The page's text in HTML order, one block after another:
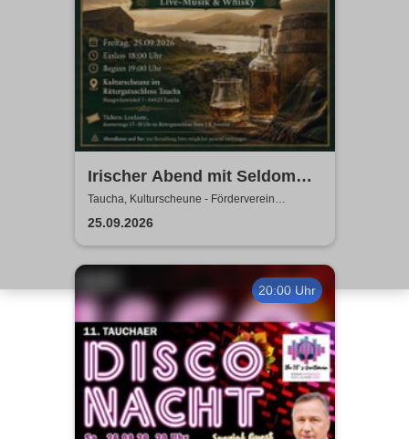
Irischer Abend mit Seldom
Sober Company | Live-Musik
& Whisky in der
Kulturscheune Taucha
Taucha, Kulturscheune - Förderverein
Rittergutschloss Taucha e.V.
25.09.2026
20:00 Uhr